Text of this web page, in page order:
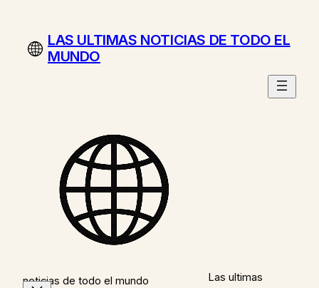
contenidoLAS ULTIMAS NOTICIAS DE TODO EL
MUNDO
Las ultimas
noticias de todo el mundo